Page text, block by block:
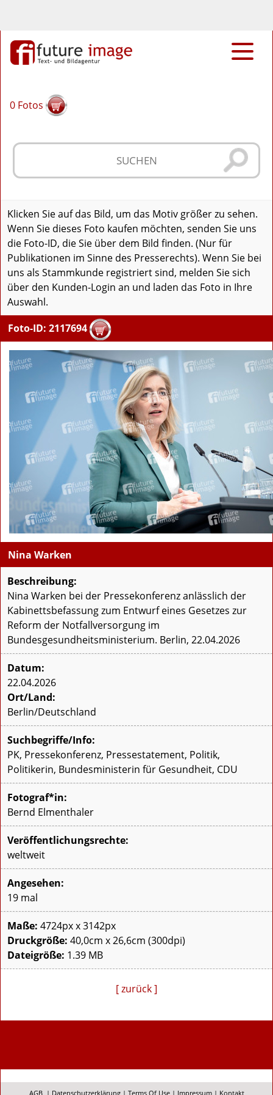
0 Fotos
Klicken Sie auf das Bild, um das Motiv größer zu sehen.
Wenn Sie dieses Foto kaufen möchten, senden Sie uns
die Foto-ID, die Sie über dem Bild finden. (Nur für
Publikationen im Sinne des Presserechts). Wenn Sie bei
uns als Stammkunde registriert sind, melden Sie sich
über den Kunden-Login an und laden das Foto in Ihre
Auswahl.
Foto-ID: 2117694
Nina Warken
Beschreibung:
Nina Warken bei der Pressekonferenz anlässlich der
Kabinettsbefassung zum Entwurf eines Gesetzes zur
Reform der Notfallversorgung im
Bundesgesundheitsministerium. Berlin, 22.04.2026
Datum:
22.04.2026
Ort/Land:
Berlin/Deutschland
Suchbegriffe/Info:
PK, Pressekonferenz, Pressestatement, Politik,
Politikerin, Bundesministerin für Gesundheit, CDU
Fotograf*in:
Bernd Elmenthaler
Veröffentlichungsrechte:
weltweit
Angesehen:
19 mal
Maße: 4724px x 3142px
Druckgröße: 40,0cm x 26,6cm (300dpi)
Dateigröße: 1.39 MB
[ zurück ]
AGB | Datenschutzerklärung| Terms Of Use| Impressum| Kontakt